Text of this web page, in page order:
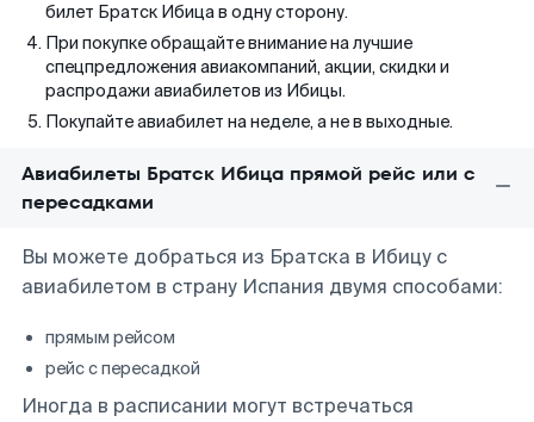
билет Братск Ибица в одну сторону.
При покупке обращайте внимание на лучшие
спецпредложения авиакомпаний, акции, скидки и
распродажи авиабилетов из Ибицы.
Покупайте авиабилет на неделе, а не в выходные.
Авиабилеты Братск Ибица прямой рейс или с
пересадками
Вы можете добраться из Братска в Ибицу с
авиабилетом в страну Испания двумя способами:
прямым рейсом
рейс с пересадкой
Иногда в расписании могут встречаться